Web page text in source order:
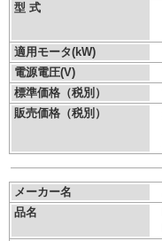
型 式
適用モータ(kW)
電源電圧(V)
標準価格（税別）
販売価格（税別）
メーカー名
品名